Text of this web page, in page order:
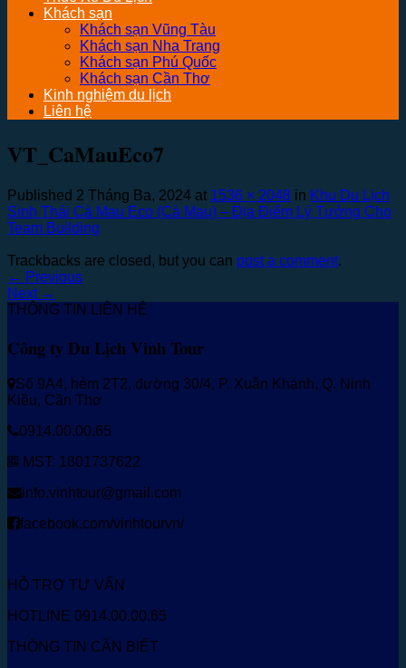
Khách sạn
Khách sạn Vũng Tàu
Khách sạn Nha Trang
Khách sạn Phú Quốc
Khách sạn Cần Thơ
Kinh nghiệm du lịch
Liên hệ
VT_CaMauEco7
Published 2 Tháng Ba, 2024 at 1536 × 2048 in Khu Du Lịch
Sinh Thái Cà Mau Eco (Cà Mau) – Địa Điểm Lý Tưởng Cho
Team Building
Trackbacks are closed, but you can post a comment.
← Previous
Next →
THÔNG TIN LIÊN HỆ
Công ty Du Lịch Vinh Tour
Số 9A4, hẻm 2T2, đường 30/4, P. Xuân Khánh, Q. Ninh
Kiều, Cần Thơ
0914.00.00.65
MST: 1801737622
info.vinhtour@gmail.com
facebook.com/vinhtourvn/
HỖ TRỢ TƯ VẤN
HOTLINE 0914.00.00.65
THÔNG TIN CẦN BIẾT